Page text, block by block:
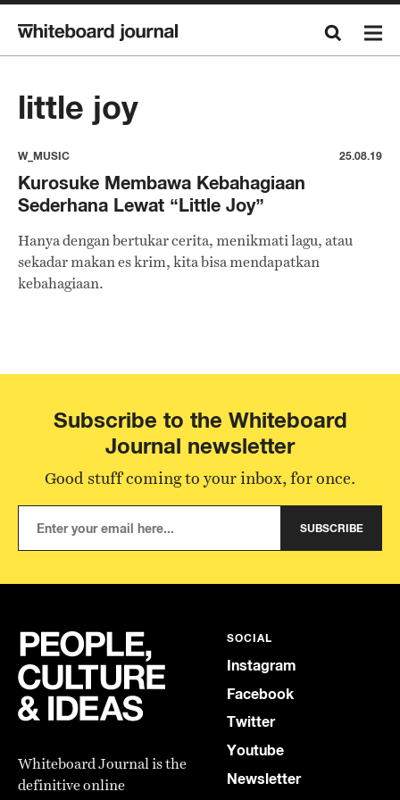
little joy
W_MUSIC 25.08.19
Kurosuke Membawa Kebahagiaan
Sederhana Lewat “Little Joy”
Hanya dengan bertukar cerita, menikmati lagu, atau
sekadar makan es krim, kita bisa mendapatkan
kebahagiaan.
Subscribe to the Whiteboard
Journal newsletter
Good stuff coming to your inbox, for once.
SUBSCRIBE
Whiteboard Journal is the
definitive online
SOCIAL
Instagram
Facebook
Twitter
Youtube
Newsletter